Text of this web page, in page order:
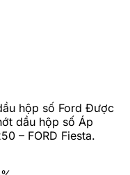
hộp số Ford Được
dầu hộp số Áp
– FORD Fiesta.